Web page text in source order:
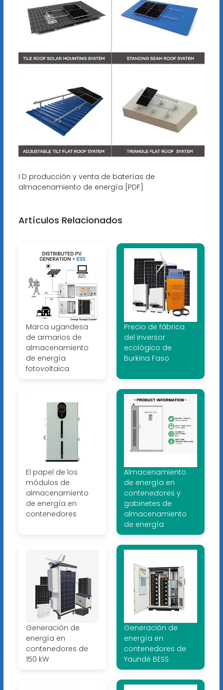
I D producción y venta de baterías de
almacenamiento de energía [PDF]
Artículos Relacionados
Marca ugandesa
de armarios de
almacenamiento
de energía
fotovoltaica
Precio de fábrica
del inversor
ecológico de
Burkina Faso
El papel de los
módulos de
almacenamiento
de energía en
contenedores
Almacenamiento
de energía en
contenedores y
gabinetes de
almacenamiento
de energía
Generación de
energía en
contenedores de
150 kW
Generación de
energía en
contenedores de
Yaundé BESS